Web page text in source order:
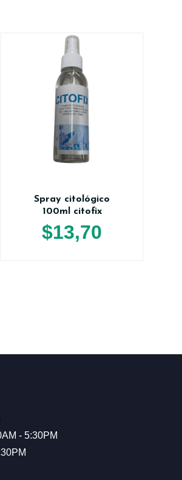
Spray citológico
100ml citofix
$13,70
- 5:30PM